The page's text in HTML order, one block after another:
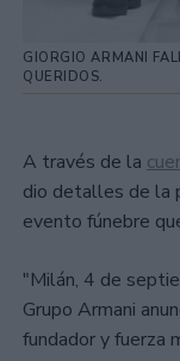
GIORGIO ARMANI
QUERIDOS.
A través de la
dio detalles de la
evento fúnebre
"Milán, 4 de
Grupo Armani
fundador y fuerza